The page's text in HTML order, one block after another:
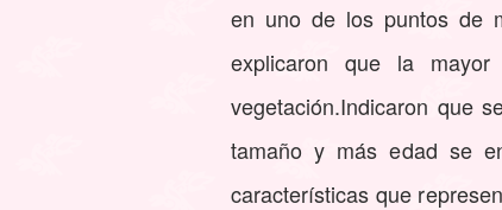
en uno de los puntos de
explicaron que la
vegetación.Indicaron que
tamaño y más edad se
características que